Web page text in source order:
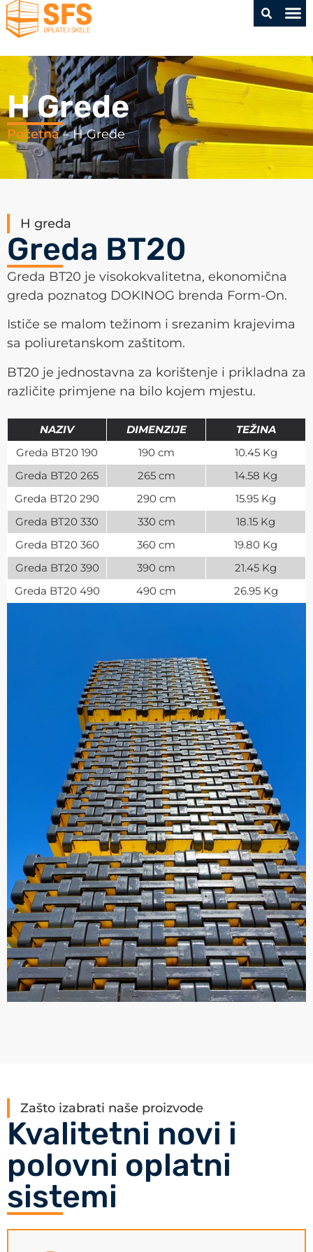
H Grede
Početna–H Grede
H greda
Greda BT20
Greda BT20 je visokokvalitetna, ekonomična
greda poznatog DOKINOG brenda Form-On.
Ističe se malom težinom i srezanim krajevima
sa poliuretanskom zaštitom.
BT20 je jednostavna za korištenje i prikladna za
različite primjene na bilo kojem mjestu.
NAZIV DIMENZIJE
TEŽINA
Greda BT20 190
190 cm
10.45 Kg
Greda BT20 265
265 cm
14.58 Kg
Greda BT20 290
290 cm
15.95 Kg
Greda BT20 330
330 cm
18.15 Kg
Greda BT20 360
360 cm
19.80 Kg
Greda BT20 390
390 cm
21.45 Kg
Greda BT20 490
490 cm 26.95 Kg
Zašto izabrati naše proizvode
Kvalitetni novi i
polovni oplatni
sistemi